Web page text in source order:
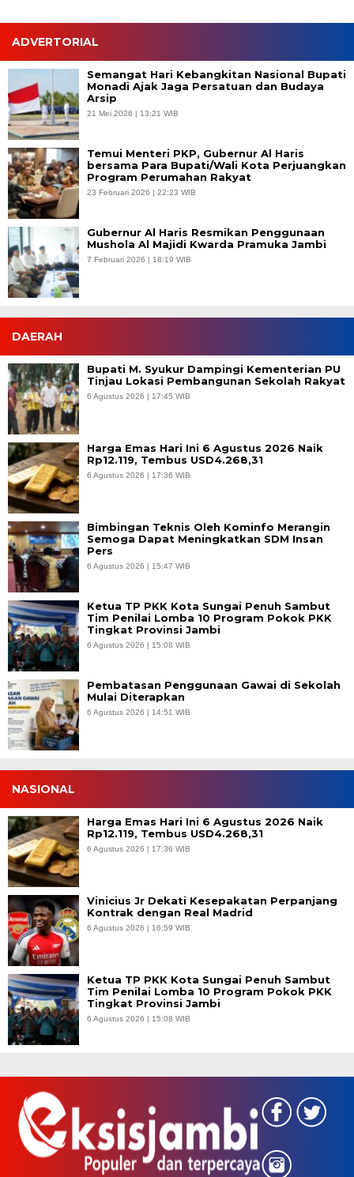
ADVERTORIAL
Semangat Hari Kebangkitan Nasional Bupati
Monadi Ajak Jaga Persatuan dan Budaya
Arsip
21 Mei 2026 | 13:21 WIB
Temui Menteri PKP, Gubernur Al Haris
bersama Para Bupati/Wali Kota Perjuangkan
Program Perumahan Rakyat
23 Februari 2026 | 22:23 WIB
Gubernur Al Haris Resmikan Penggunaan
Mushola Al Majidi Kwarda Pramuka Jambi
7 Februari 2026 | 18:19 WIB
DAERAH
Bupati M. Syukur Dampingi Kementerian PU
Tinjau Lokasi Pembangunan Sekolah Rakyat
6 Agustus 2026 | 17:45 WIB
Harga Emas Hari Ini 6 Agustus 2026 Naik
Rp12.119, Tembus USD4.268,31
6 Agustus 2026 | 17:36 WIB
Bimbingan Teknis Oleh Kominfo Merangin
Semoga Dapat Meningkatkan SDM Insan
Pers
6 Agustus 2026 | 15:47 WIB
Ketua TP PKK Kota Sungai Penuh Sambut
Tim Penilai Lomba 10 Program Pokok PKK
Tingkat Provinsi Jambi
6 Agustus 2026 | 15:08 WIB
Pembatasan Penggunaan Gawai di Sekolah
Mulai Diterapkan
6 Agustus 2026 | 14:51 WIB
NASIONAL
Harga Emas Hari Ini 6 Agustus 2026 Naik
Rp12.119, Tembus USD4.268,31
6 Agustus 2026 | 17:36 WIB
Vinicius Jr Dekati Kesepakatan Perpanjang
Kontrak dengan Real Madrid
6 Agustus 2026 | 16:59 WIB
Ketua TP PKK Kota Sungai Penuh Sambut
Tim Penilai Lomba 10 Program Pokok PKK
Tingkat Provinsi Jambi
6 Agustus 2026 | 15:08 WIB